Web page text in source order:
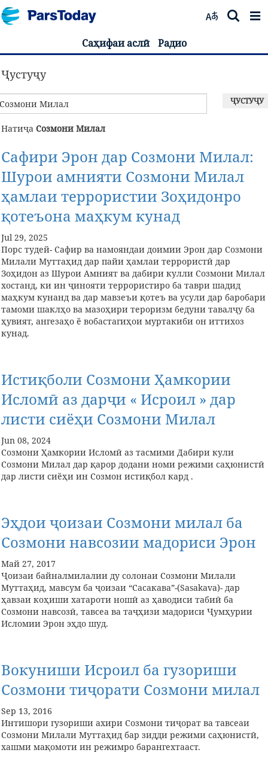
Саҳифаи аслӣ Радио
Ҷустуҷу
ҶУСТУҶУ
Натиҷа Созмони Милал
Сафири Эрон дар Созмони Милал:
Шурои амнияти Созмони Милал
ҳамлаи террористии Зоҳидонро
қотеъона маҳкум кунад
Jul 29, 2025
Порс тудей- Сафир ва намояндаи доимии Эрон дар Созмони
Милали Муттаҳид дар пайи ҳамлаи террористӣ дар
Зоҳидон аз Шурои Амният ва дабири кулли Созмони Милал
хостанд, ки ин ҷинояти террористиро ба таври шадид
маҳкум кунанд ва дар мавзеъи қотеъ ва усули дар баробари
тамоми шаклҳо ва мазоҳири тероризм бедуни тавалҷу ба
ҳувият, ангезаҳо ё вобастагиҳои муртакиби он иттихоз
кунад.
Истиқболи Созмони Ҳамкории
Исломӣ аз дарҷи « Исроил » дар
листи сиёҳи Созмони Милал
Jun 08, 2024
Созмони Ҳамкории Исломӣ аз тасмими Дабири кули
Созмони Милал дар қарор додани номи режими саҳюнистӣ
дар листи сиёҳи ин Созмон истиқбол кард .
Эҳдои ҷоизаи Созмони милал ба
Созмони навсозии мадориси Эрон
Май 27, 2017
Ҷоизаи байналмилалии ду солонаи Созмони Милали
Муттаҳид, мавсум ба ҷоизаи “Сасакава”-(Sasakava)- дар
ҳавзаи коҳиши хатароти ношӣ аз ҳаводиси табиӣ ба
Созмони навсозӣ, тавсеа ва таҷҳизи мадориси Ҷумҳурии
Исломии Эрон эҳдо шуд.
Вокуниши Исроил ба гузориши
Созмони тиҷорати Созмони милал
Sep 13, 2016
Интишори гузориши ахири Созмони тиҷорат ва тавсеаи
Созмони Милали Муттаҳид бар зидди режими саҳюнистӣ,
хашми мақомоти ин режимро барангехтааст.